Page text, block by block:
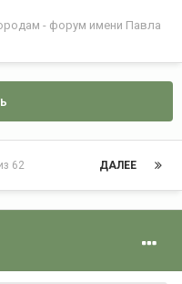
- форум имени Павла
ДАЛЕЕ
62